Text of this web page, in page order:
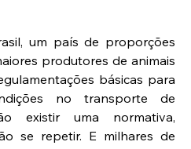
um país de proporções
produtores de animais
básicas para
no transporte de
existir uma normativa,
se repetir. E milhares de